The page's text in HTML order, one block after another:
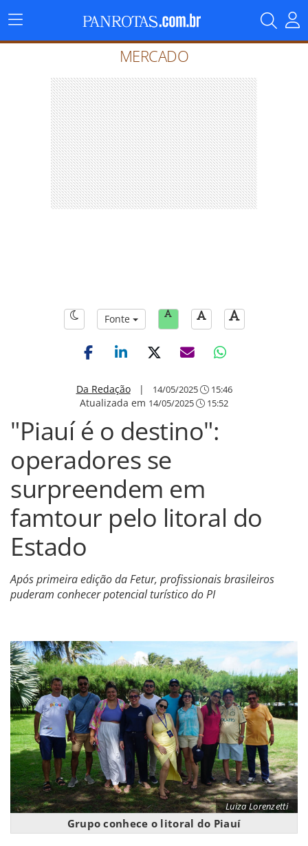
Menu
Principal
MERCADO
Fonte
Da Redação| 14/05/2025 15:46
Atualizada em 14/05/2025 15:52
"Piauí é o destino":
operadores se
surpreendem em
famtour pelo litoral do
Estado
Após primeira edição da Fetur, profissionais brasileiros
puderam conhecer potencial turístico do PI
Luiza Lorenzetti
Grupo conhece o litoral do Piauí